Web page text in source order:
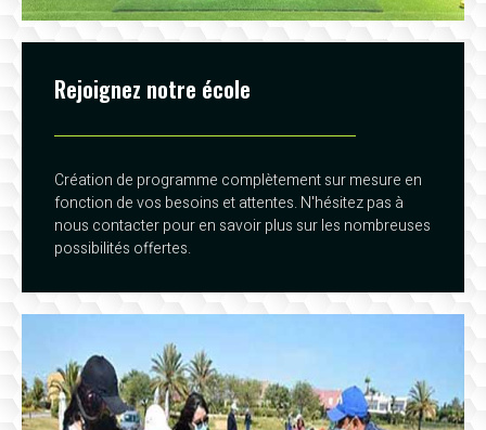
Rejoignez notre école
Création de programme complètement sur mesure en
fonction de vos besoins et attentes. N'hésitez pas à
nous contacter pour en savoir plus sur les nombreuses
possibilités offertes.